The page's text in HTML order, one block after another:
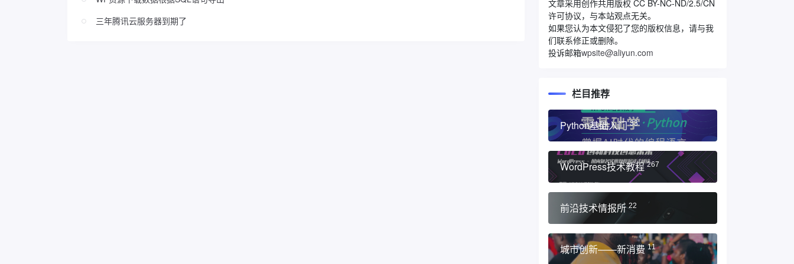
三年腾讯云服务器到期了
文章采用创作共用版权 CC BY-NC-ND/2.5/CN
许可协议，与本站观点无关。
如果您认为本文侵犯了您的版权信息，请与我
们联系修正或删除。
投诉邮箱wpsite@aliyun.com
栏目推荐
Python基础入门 33
WordPress技术教程 267
前沿技术情报所 22
城市创新——新消费 11